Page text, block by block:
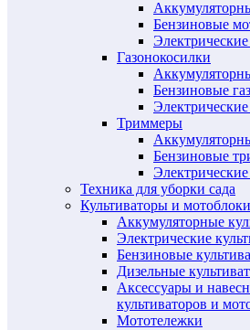
Бензиновые
Газонокосилки
Бензиновые
Триммеры
Бензиновые
Техника для уборки сада
Культиваторы и мотоблоки
Аккумуляторные
Электрические
Бензиновые
Дизельные
Аксессуары и
культиваторов и
Мототележки